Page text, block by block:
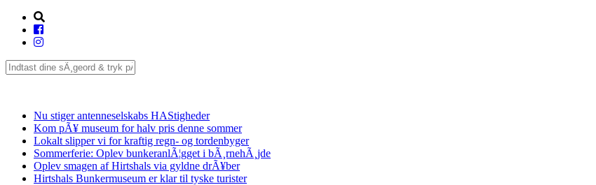
Nu stiger antenneselskabs HAStigheder
Kom pÃ¥ museum for halv pris denne sommer
Lokalt slipper vi for kraftig regn- og tordenbyger
Sommerferie: Oplev bunkeranlÃ¦gget i bÃ¸rnehÃ¸jde
Oplev smagen af Hirtshals via gyldne drÃ¥ber
Hirtshals Bunkermuseum er klar til tyske turister